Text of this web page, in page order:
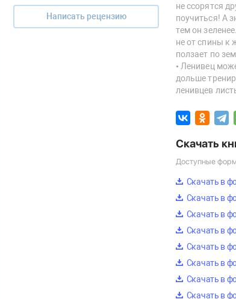
Написать рецензию
не ссорятся
поучиться! А
тем он
не от спины к
ползает по
• Ленивец
дольше
ленивцев
Скачать
Доступные
Скачать в
Скачать в
Скачать в
Скачать в
Скачать в
Скачать в
Скачать в
Скачать в